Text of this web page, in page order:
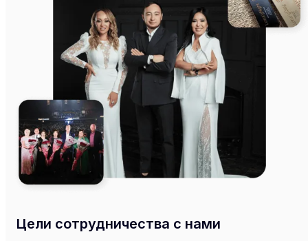
Цели сотрудничества с нами